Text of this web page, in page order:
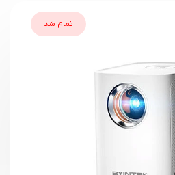
تمام شد